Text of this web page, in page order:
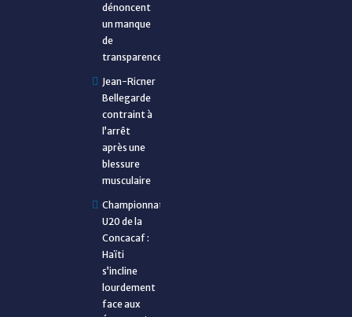
dénoncent
un manque
de
transparence
Jean-Ricner
Bellegarde
contraint à
l’arrêt
après une
blessure
musculaire
Championnat
U20 de la
Concacaf :
Haïti
s’incline
lourdement
face aux